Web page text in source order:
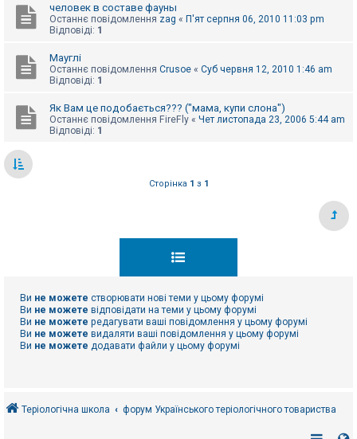
человек в составе фауны
Останнє повідомлення zag « П'ят серпня 06, 2010 11:03 pm
Відповіді: 1
Мауглі
Останнє повідомлення Crusoe « Суб червня 12, 2010 1:46 am
Відповіді: 1
Як Вам це подобається??? ("мама, купи слона")
Останнє повідомлення FireFly « Чет листопада 23, 2006 5:44 am
Відповіді: 1
Сторінка 1 з 1
Ви не можете створювати нові теми у цьому форумі
Ви не можете відповідати на теми у цьому форумі
Ви не можете редагувати ваші повідомлення у цьому форумі
Ви не можете видаляти ваші повідомлення у цьому форумі
Ви не можете додавати файли у цьому форумі
Теріологічна школа форум Українського теріологічного товариства